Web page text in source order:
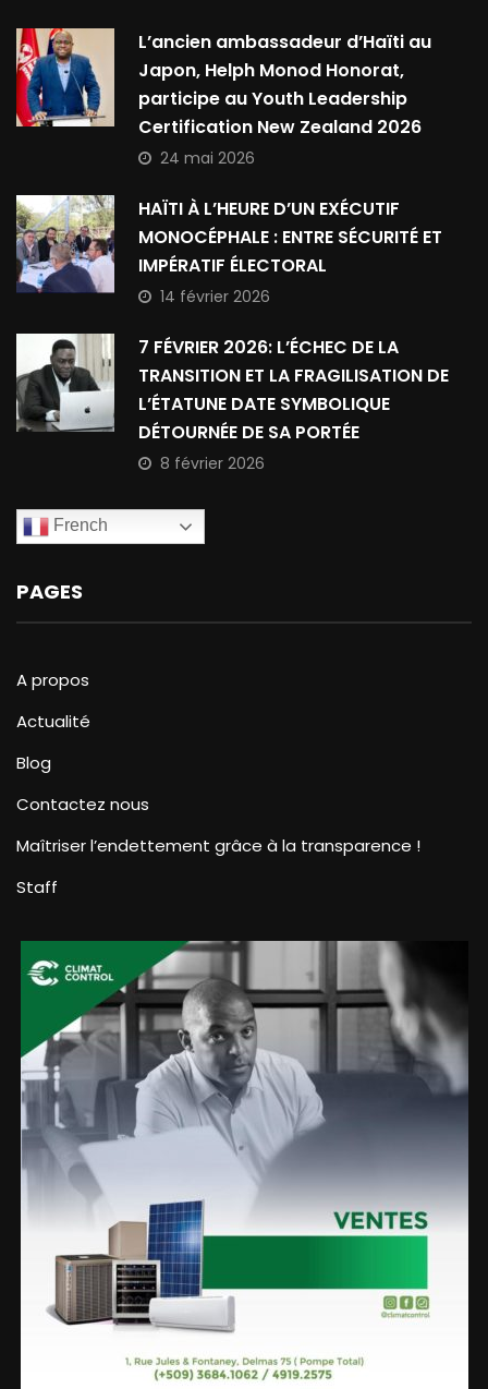
L’ancien ambassadeur d’Haïti au
Japon, Helph Monod Honorat,
participe au Youth Leadership
Certification New Zealand 2026
24 mai 2026
HAÏTI À L’HEURE D’UN EXÉCUTIF
MONOCÉPHALE : ENTRE SÉCURITÉ ET
IMPÉRATIF ÉLECTORAL
14 février 2026
7 FÉVRIER 2026: L’ÉCHEC DE LA
TRANSITION ET LA FRAGILISATION DE
L’ÉTATUNE DATE SYMBOLIQUE
DÉTOURNÉE DE SA PORTÉE
8 février 2026
French
PAGES
A propos
Actualité
Blog
Contactez nous
Maîtriser l’endettement grâce à la transparence !
Staff